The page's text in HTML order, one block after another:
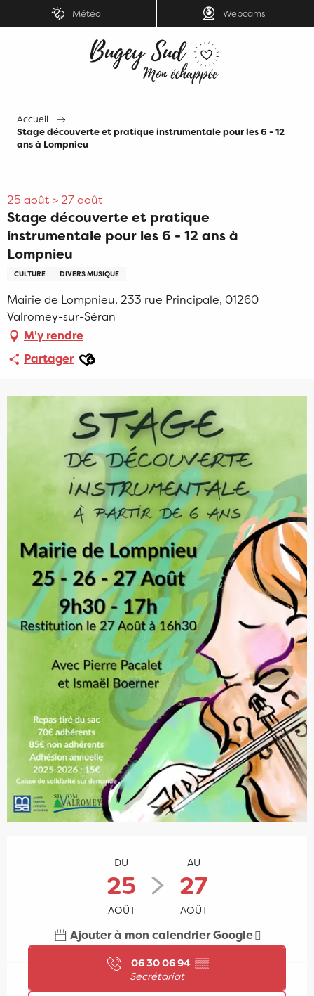
au
Météo Webcams
Accueil
Stage découverte et pratique instrumentale pour les 6 - 12
ans à Lompnieu
25 août > 27 août
Stage découverte et pratique
instrumentale pour les 6 - 12 ans à
Lompnieu
CULTURE DIVERS MUSIQUE
Mairie de Lompnieu, 233 rue Principale, 01260
Valromey-sur-Séran
M'y rendre
PartagerAjouter aux favoris
DU
25
AOÛT
AU
27
AOÛT
Ajouter à mon calendrier Google
06 30 06 94 ▒▒
Secrétariat